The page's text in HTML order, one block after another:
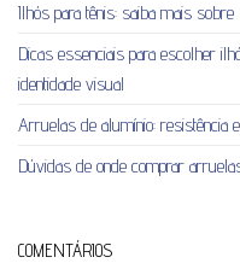
Ilhós para tênis: saiba mais sobre
Dicas essenciais para escolher
identidade visual
Arruelas de alumínio: resistência
Dúvidas de onde comprar
COMENTÁRIOS